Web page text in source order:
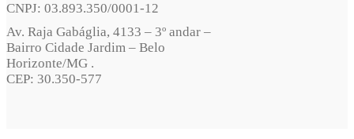
CNPJ: 03.893.350/0001-12
Av. Raja Gabáglia, 4133 – 3º andar –
Bairro Cidade Jardim – Belo
Horizonte/MG .
CEP: 30.350-577